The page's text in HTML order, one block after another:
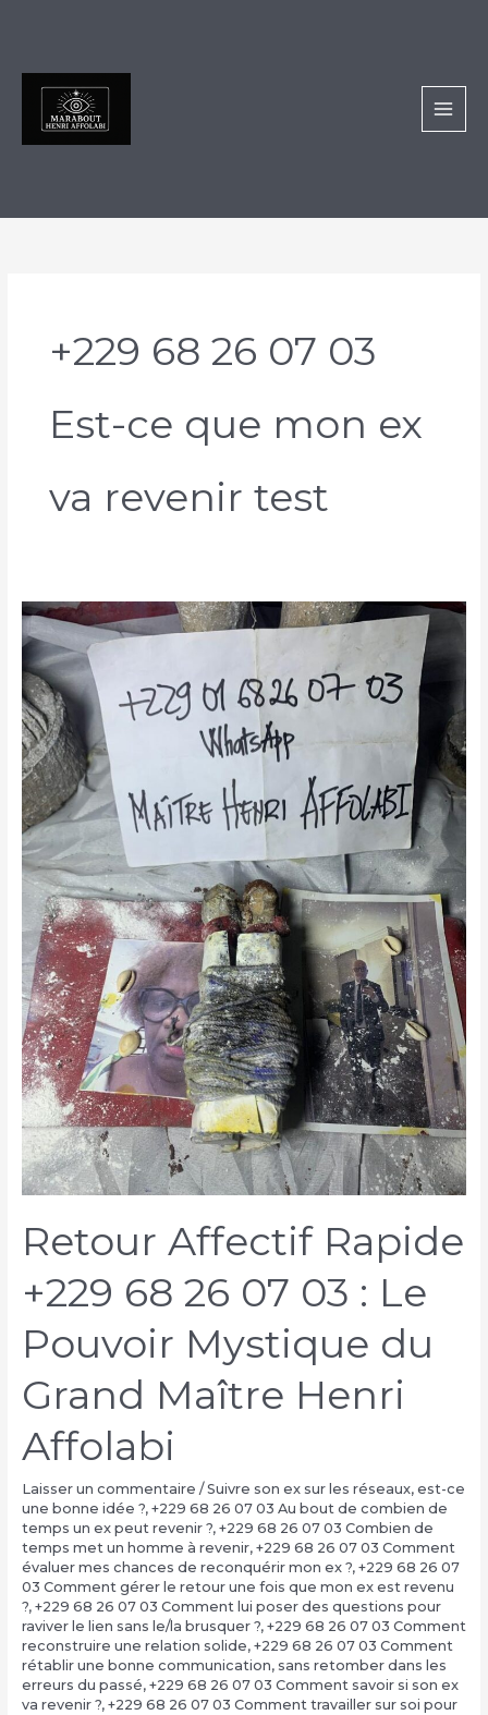
+229 68 26 07 03
Est-ce que mon ex
va revenir test
Retour Affectif Rapide
+229 68 26 07 03 : Le
Pouvoir Mystique du
Grand Maître Henri
Affolabi
Laisser un commentaire /Suivre son ex sur les réseaux, est-ce
une bonne idée ?, +229 68 26 07 03 Au bout de combien de
temps un ex peut revenir ?, +229 68 26 07 03 Combien de
temps met un homme à revenir, +229 68 26 07 03 Comment
évaluer mes chances de reconquérir mon ex ?, +229 68 26 07
03 Comment gérer le retour une fois que mon ex est revenu
?, +229 68 26 07 03 Comment lui poser des questions pour
raviver le lien sans le/la brusquer ?, +229 68 26 07 03 Comment
reconstruire une relation solide, +229 68 26 07 03 Comment
rétablir une bonne communication, sans retomber dans les
erreurs du passé, +229 68 26 07 03 Comment savoir si son ex
va revenir ?, +229 68 26 07 03 Comment travailler sur soi pour